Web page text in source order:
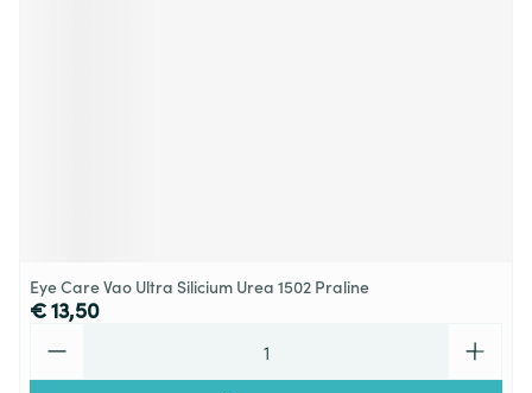
Eye Care Vao Ultra Silicium Urea 1502 Praline
€ 13,50